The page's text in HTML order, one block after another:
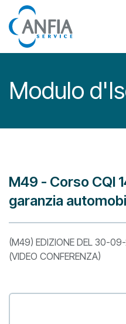
Modulo
M49 - Corso CQI
garanzia
(M49) EDIZIONE DEL 30-
(VIDEO CONFERENZA)